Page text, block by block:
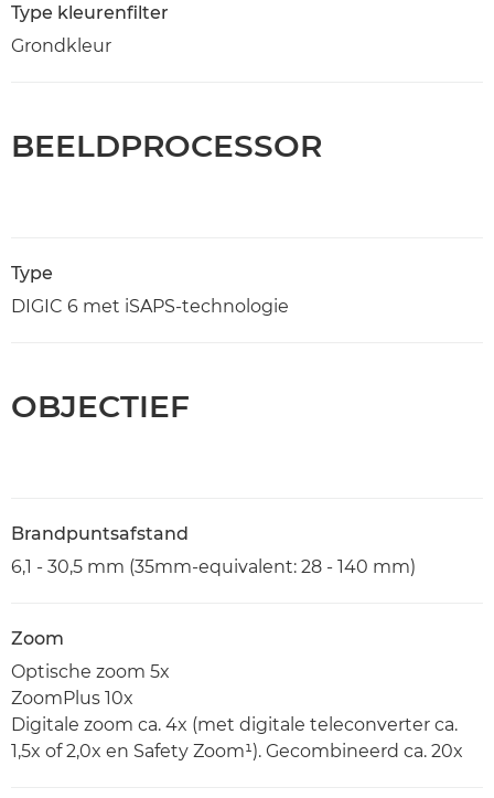
Type kleurenfilter
Grondkleur
BEELDPROCESSOR
Type
DIGIC 6 met iSAPS-technologie
OBJECTIEF
Brandpuntsafstand
6,1 - 30,5 mm (35mm-equivalent: 28 - 140 mm)
Zoom
Optische zoom 5x
ZoomPlus 10x
Digitale zoom ca. 4x (met digitale teleconverter ca.
1,5x of 2,0x en Safety Zoom¹). Gecombineerd ca. 20x